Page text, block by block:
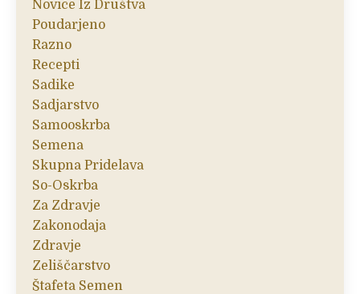
Novice Iz Društva
Poudarjeno
Razno
Recepti
Sadike
Sadjarstvo
Samooskrba
Semena
Skupna Pridelava
So-Oskrba
Za Zdravje
Zakonodaja
Zdravje
Zeliščarstvo
Štafeta Semen